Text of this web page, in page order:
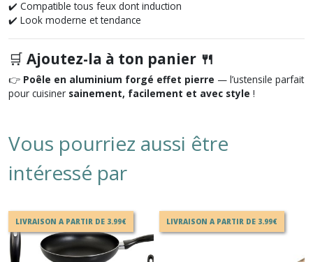
✔️ Compatible tous feux dont induction
✔️ Look moderne et tendance
🛒 Ajoutez-la à ton panier 🍴
👉 Poêle en aluminium forgé effet pierre — l’ustensile parfait
pour cuisiner sainement, facilement et avec style !
Vous pourriez aussi être
intéressé par
LIVRAISON A PARTIR DE 3.99€ LIVRAISON A PARTIR DE 3.99€